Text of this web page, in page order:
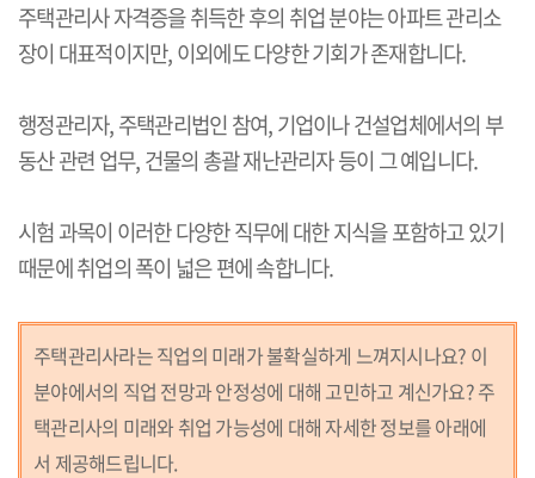
주택관리사 자격증을 취득한 후의 취업 분야는 아파트 관리소
장이 대표적이지만, 이외에도 다양한 기회가 존재합니다.
행정관리자, 주택관리법인 참여, 기업이나 건설업체에서의 부
동산 관련 업무, 건물의 총괄 재난관리자 등이 그 예입니다.
시험 과목이 이러한 다양한 직무에 대한 지식을 포함하고 있기
때문에 취업의 폭이 넓은 편에 속합니다.
주택관리사라는 직업의 미래가 불확실하게 느껴지시나요? 이
분야에서의 직업 전망과 안정성에 대해 고민하고 계신가요? 주
택관리사의 미래와 취업 가능성에 대해 자세한 정보를 아래에
서 제공해드립니다.